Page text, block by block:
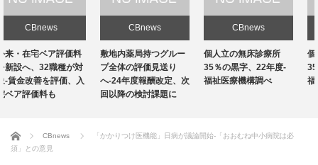
CBnews
敷地内薬局持つグルー
プ全体の評価見送り
へ-24年度報酬改定、次
回以降の検討課題に
CBnews
個人立の無床診療所
35％の黒字、22年度-
福祉医療機構調べ
CBnews
個人立の無床診療所
35％の黒字、22年度-
福祉医療機構調べ
ホーム CBnews
「かかりつけ医機能」日病が議論開始-「おおむね中小病院は必
須」との意見